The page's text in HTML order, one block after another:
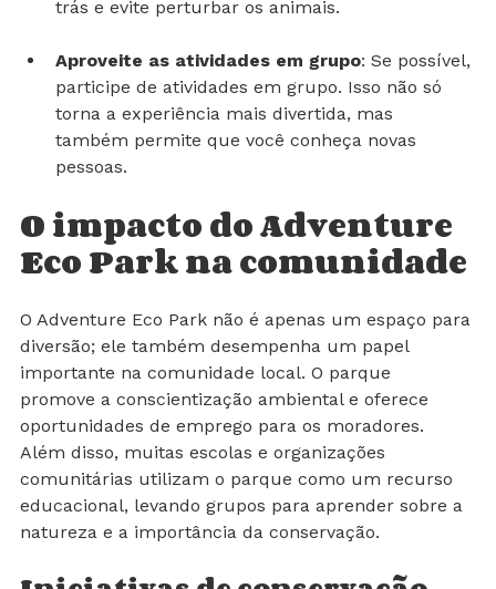
e respeite a vida selvagem. Não deixe lixo para
Aproveite as atividades em grupo: Se possível,
participe de atividades em grupo. Isso não só
torna a experiência mais divertida, mas
também permite que você conheça novas
O impacto do Adventure
Eco Park na comunidade
O Adventure Eco Park não é apenas um espaço para
diversão; ele também desempenha um papel
importante na comunidade local. O parque
promove a conscientização ambiental e oferece
oportunidades de emprego para os moradores.
Além disso, muitas escolas e organizações
comunitárias utilizam o parque como um recurso
educacional, levando grupos para aprender sobre a